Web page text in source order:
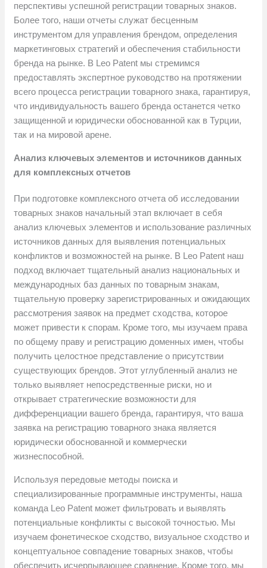
перспективы успешной регистрации товарных знаков.
Более того, наши отчеты служат бесценным
инструментом для управления брендом, определения
маркетинговых стратегий и обеспечения стабильности
бренда на рынке. В Leo Patent мы стремимся
предоставлять экспертное руководство на протяжении
всего процесса регистрации товарного знака, гарантируя,
что индивидуальность вашего бренда останется четко
защищенной и юридически обоснованной как в Турции,
так и на мировой арене.
Анализ ключевых элементов и источников данных
для комплексных отчетов
При подготовке комплексного отчета об исследовании
товарных знаков начальный этап включает в себя
анализ ключевых элементов и использование различных
источников данных для выявления потенциальных
конфликтов и возможностей на рынке. В Leo Patent наш
подход включает тщательный анализ национальных и
международных баз данных по товарным знакам,
тщательную проверку зарегистрированных и ожидающих
рассмотрения заявок на предмет сходства, которое
может привести к спорам. Кроме того, мы изучаем права
по общему праву и регистрацию доменных имен, чтобы
получить целостное представление о присутствии
существующих брендов. Этот углубленный анализ не
только выявляет непосредственные риски, но и
открывает стратегические возможности для
дифференциации вашего бренда, гарантируя, что ваша
заявка на регистрацию товарного знака является
юридически обоснованной и коммерчески
жизнеспособной.
Используя передовые методы поиска и
специализированные программные инструменты, наша
команда Leo Patent может фильтровать и выявлять
потенциальные конфликты с высокой точностью. Мы
изучаем фонетическое сходство, визуальное сходство и
концептуальное совпадение товарных знаков, чтобы
обеспечить исчерпывающее сравнение. Кроме того, мы